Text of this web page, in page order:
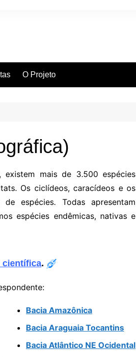
O Projeto
mais de 3.500 espécies
Os ciclídeos, caracídeos e os
espécies. Todas apresentam
espécies endêmicas, nativas e
científica.
Bacia Amazônica
Bacia Araguaia Tocantins
Bacia Atlântico NE Ocidental